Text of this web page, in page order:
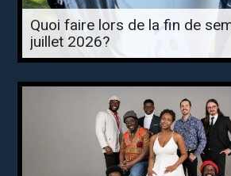
Quoi faire lors de la fin de
juillet 2026?